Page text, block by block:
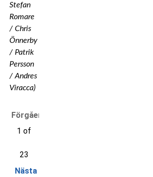
Stefan
Romare
/ Chris
Önnerby
/ Patrik
Persson
/ Andres
Viracca)
Förgående
1 of
23
Nästa